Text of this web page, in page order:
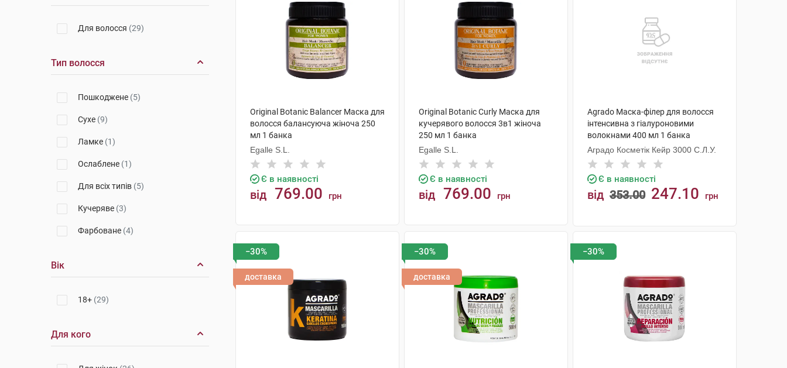
Для волосся (29)
Тип волосся
Пошкоджене (5)
Сухе (9)
Ламке (1)
Ослаблене (1)
Для всіх типів (5)
Кучеряве (3)
Фарбоване (4)
Вік
18+ (29)
Для кого
Original Botanic Balancer Маска для
волосся балансуюча жіноча 250
мл 1 банка
Egalle S.L.
Є в наявності
від 769.00 грн
Original Botanic Curly Маска для
кучерявого волосся 3в1 жіноча
250 мл 1 банка
Egalle S.L.
Є в наявності
від 769.00 грн
Agrado Маска-філер для волосся
інтенсивна з гіалуроновими
волокнами 400 мл 1 банка
Аградо Косметік Кейр 3000 С.Л.У.
Є в наявності
від 353.00 247.10 грн
−30%
доставка
−30%
доставка
−30%